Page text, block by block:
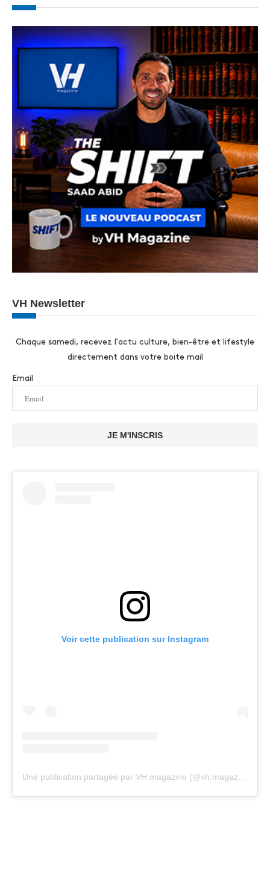
VH Newsletter
Chaque samedi, recevez l'actu culture, bien-être et lifestyle
directement dans votre boite mail
Email
JE M'INSCRIS
Voir cette publication sur Instagram
Une publication partagée par VH magazine (@vh.magazine)